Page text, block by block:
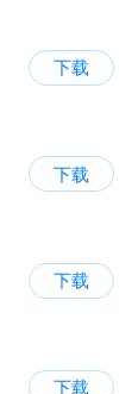
下载
下载
下载
下载